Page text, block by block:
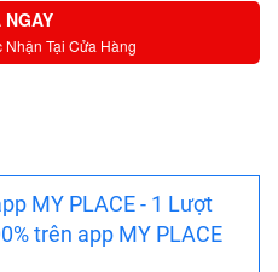
NGAY
Nhận Tại Cửa Hàng
MY PLACE - 1 Lượt
trên app MY PLACE